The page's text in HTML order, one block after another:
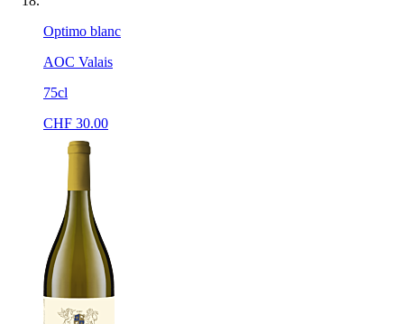
Optimo blanc
AOC Valais
75cl
CHF 30.00